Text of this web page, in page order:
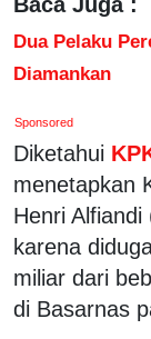
Dua Pelaku
Diamankan
Sponsored
Diketahui
menetapkan
Henri
karena
miliar dari
di Basarnas